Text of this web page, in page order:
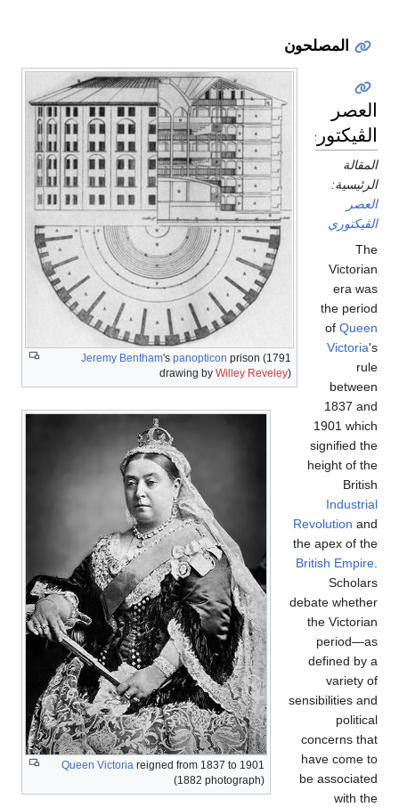
المصلحون
Jeremy Bentham's panopticon prison (1791
drawing by Willey Reveley)
العصر
الڤيكتوري
المقالة
الرئيسية:
العصر
الڤيكتوري
Queen Victoria reigned from 1837 to 1901
(1882 photograph)
The
Victorian
era was
the period
of Queen
Victoria's
rule
between
1837 and
1901 which
signified the
height of the
British
Industrial
Revolution and
the apex of the
British Empire.
Scholars
debate whether
the Victorian
period—as
defined by a
variety of
sensibilities and
political
concerns that
have come to
be associated
with the